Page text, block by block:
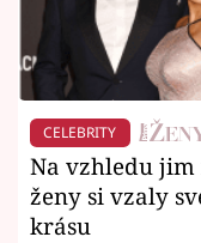
CELEBRITY
Na vzhledu jim
ženy si vzaly
krásu